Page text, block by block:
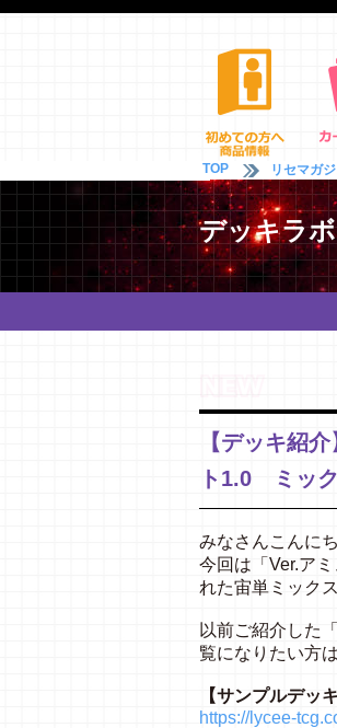
TOP リセマガ
デッキラボ
【デッキ紹
ト1.0 ミッ
みなさんこんに
今回は「Ver.ア
れた宙単ミック
以前ご紹介した
覧になりたい方
【サンプルデッ
https://lycee-